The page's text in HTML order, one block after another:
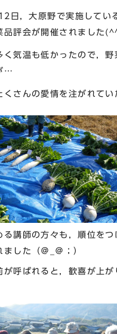
日，大原野で実施してい
品評会が開催されました
く気温も低かったので，
…
くさんの愛情を注がれて
る講師の方々も，順位を
した（＠_＠；）
が呼ばれると，歓喜が上が